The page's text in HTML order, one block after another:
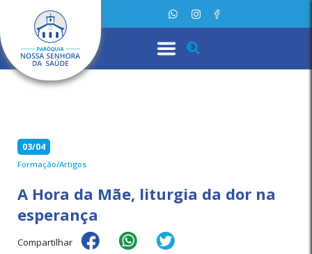
03/04
Formação/Artigos
A Hora da Mãe, liturgia da dor na
esperança
Compartilhar